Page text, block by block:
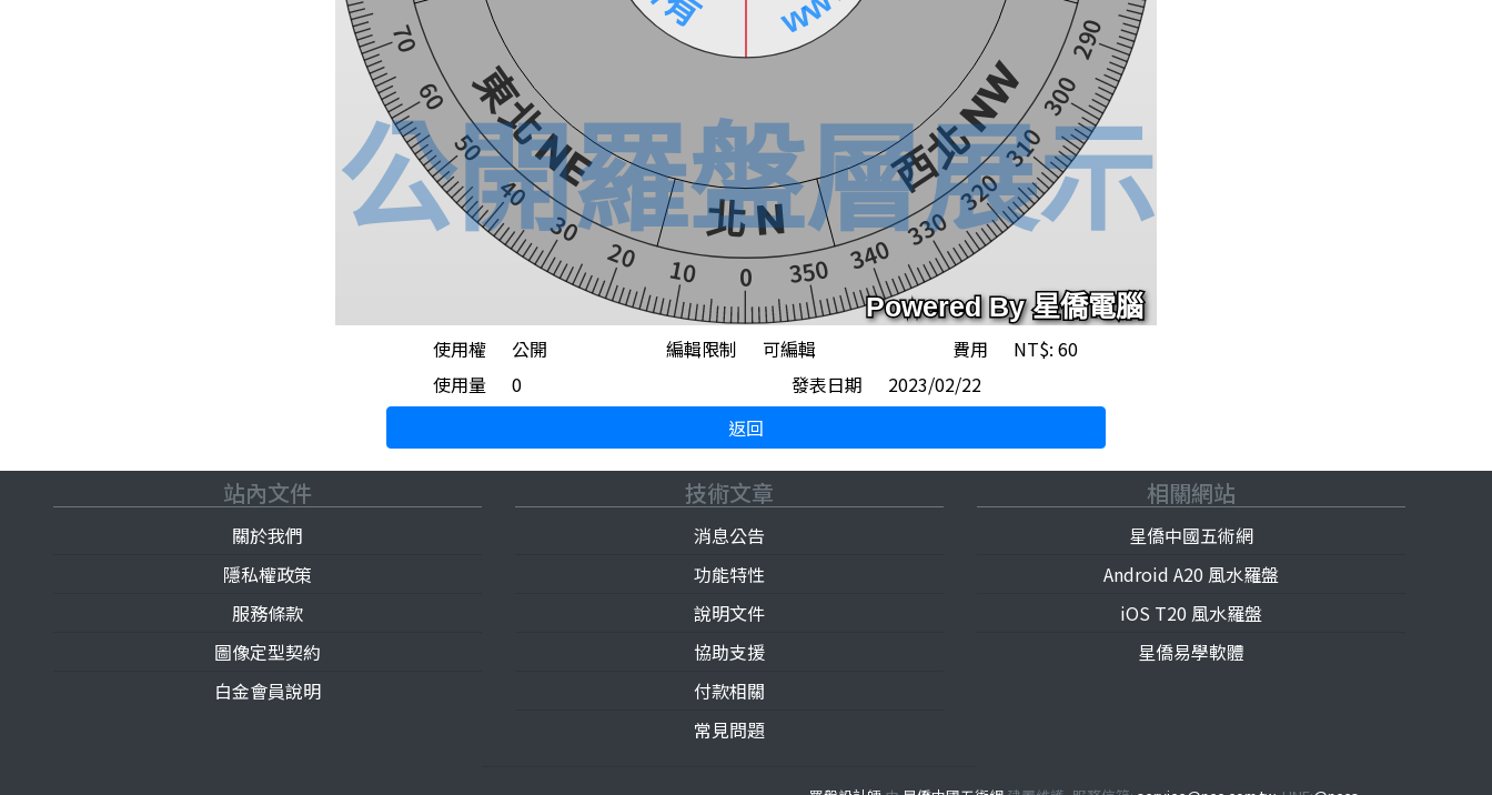
使用權 公開 編輯限制 可編輯 費用
NT$: 60
使用量
0 發表日期
2023/02/22
返回
站內文件
關於我們
隱私權政策
服務條款
圖像定型契約
白金會員說明
技術文章
消息公告
功能特性
說明文件
協助支援
付款相關
常見問題
相關網站
星僑中國五術網
Android A20 風水羅盤
iOS T20 風水羅盤
星僑易學軟體